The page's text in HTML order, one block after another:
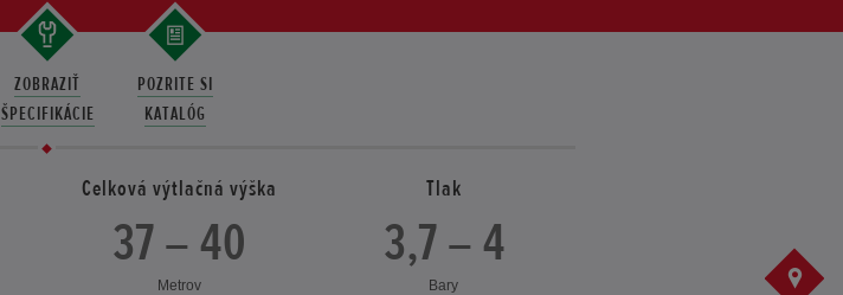
ZOBRAZIŤ
ŠPECIFIKÁCIE
POZRITE SI
KATALÓG
Celková výtlačná výška
37 – 40
Metrov
Tlak
3,7 – 4
Bary